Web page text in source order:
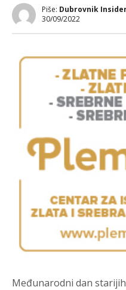
Piše: Dubrovnik
30/09/2022
Međunarodni dan